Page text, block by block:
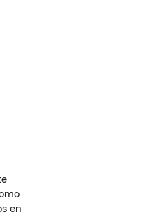
en